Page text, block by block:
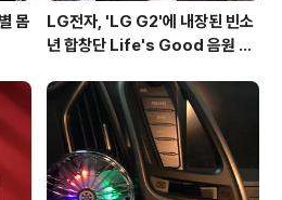
몸
LG전자, 'LG G2'에 내장된 빈소
년 합창단 Life's Good 음원 공